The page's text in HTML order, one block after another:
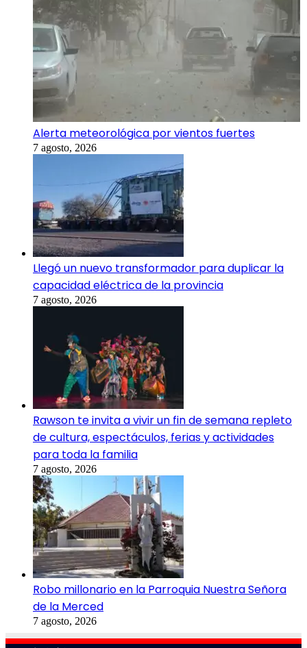
Alerta meteorológica por vientos fuertes
7 agosto, 2026
Llegó un nuevo transformador para duplicar la
capacidad eléctrica de la provincia
7 agosto, 2026
Rawson te invita a vivir un fin de semana repleto
de cultura, espectáculos, ferias y actividades
para toda la familia
7 agosto, 2026
Robo millonario en la Parroquia Nuestra Señora
de la Merced
7 agosto, 2026